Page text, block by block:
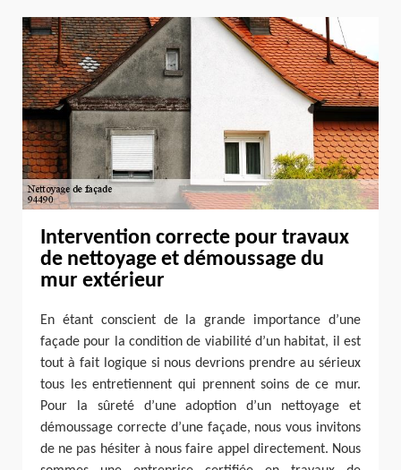
Intervention correcte pour travaux
de nettoyage et démoussage du
mur extérieur
En étant conscient de la grande importance d’une
façade pour la condition de viabilité d’un habitat, il est
tout à fait logique si nous devrions prendre au sérieux
tous les entretiennent qui prennent soins de ce mur.
Pour la sûreté d’une adoption d’un nettoyage et
démoussage correcte d’une façade, nous vous invitons
de ne pas hésiter à nous faire appel directement. Nous